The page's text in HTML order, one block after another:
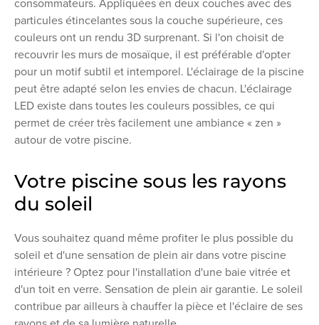
consommateurs. Appliquées en deux couches avec des
particules étincelantes sous la couche supérieure, ces
couleurs ont un rendu 3D surprenant. Si l'on choisit de
recouvrir les murs de mosaïque, il est préférable d'opter
pour un motif subtil et intemporel. L'éclairage de la piscine
peut être adapté selon les envies de chacun. L'éclairage
LED existe dans toutes les couleurs possibles, ce qui
permet de créer très facilement une ambiance « zen »
autour de votre piscine.
Votre piscine sous les rayons
du soleil
Vous souhaitez quand même profiter le plus possible du
soleil et d'une sensation de plein air dans votre piscine
intérieure ? Optez pour l'installation d'une baie vitrée et
d'un toit en verre. Sensation de plein air garantie. Le soleil
contribue par ailleurs à chauffer la pièce et l'éclaire de ses